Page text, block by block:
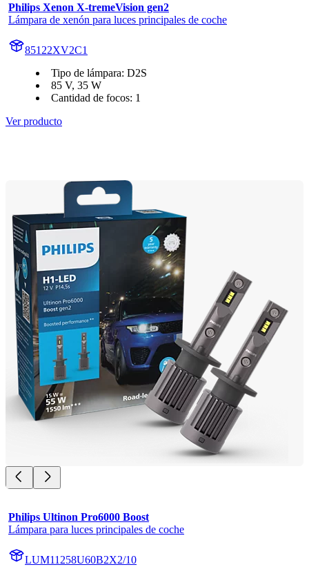
Philips Xenon X-tremeVision gen2
Lámpara de xenón para luces principales de coche
85122XV2C1
Tipo de lámpara: D2S
85 V, 35 W
Cantidad de focos: 1
Ver producto
Philips Ultinon Pro6000 Boost
Lámpara para luces principales de coche
LUM11258U60B2X2/10